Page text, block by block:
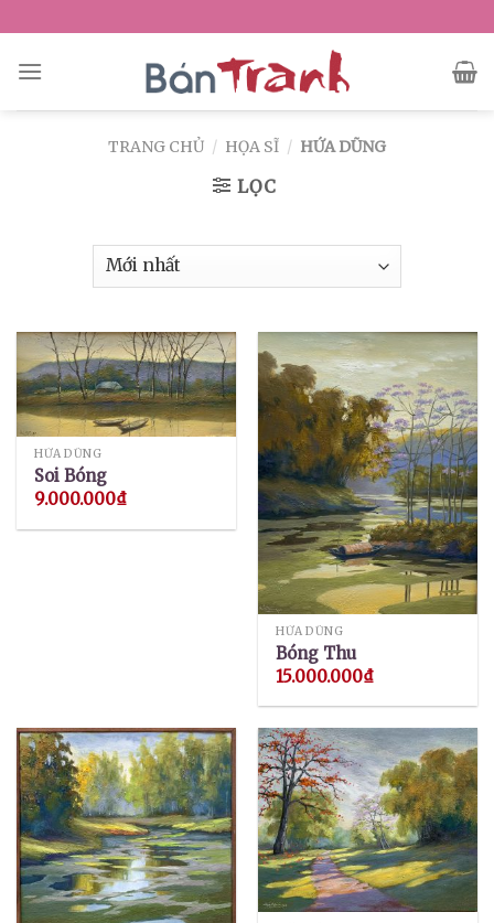
to
content
TRANG CHỦ / HỌA SĨ / HỨA DŨNG
LỌC
HỨA DŨNG
Soi Bóng
9.000.000₫
HỨA DŨNG
Bóng Thu
15.000.000₫